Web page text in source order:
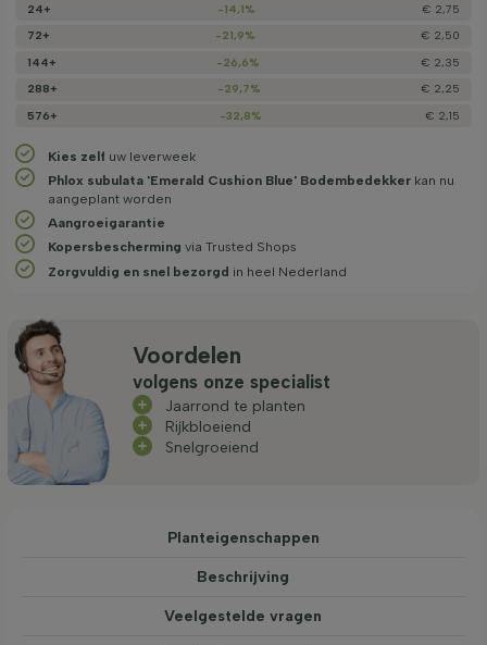
24+
-14,1%
€ 2,75
72+
-21,9%
€ 2,50
144+
-26,6%
€ 2,35
288+
-29,7%
€ 2,25
576+
-32,8% € 2,15
Kies zelf uw leverweek
Phlox subulata 'Emerald Cushion Blue' Bodembedekker kan nu
aangeplant worden
Aangroeigarantie
Kopersbescherming via Trusted Shops
Zorgvuldig en snel bezorgd in heel Nederland
Voordelen
volgens onze specialist
Jaarrond te planten
Rijkbloeiend
Snelgroeiend
Planteigenschappen
Beschrijving
Veelgestelde vragen